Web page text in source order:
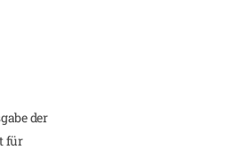
der
für